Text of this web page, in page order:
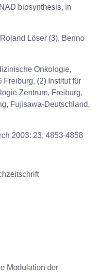
biosynthesis, in
Löser (3), Benno
Onkologie,
(2) Institut für
Zentrum, Freiburg,
Fujisawa-Deutschland,
2003: 23, 4853-4858
Modulation der